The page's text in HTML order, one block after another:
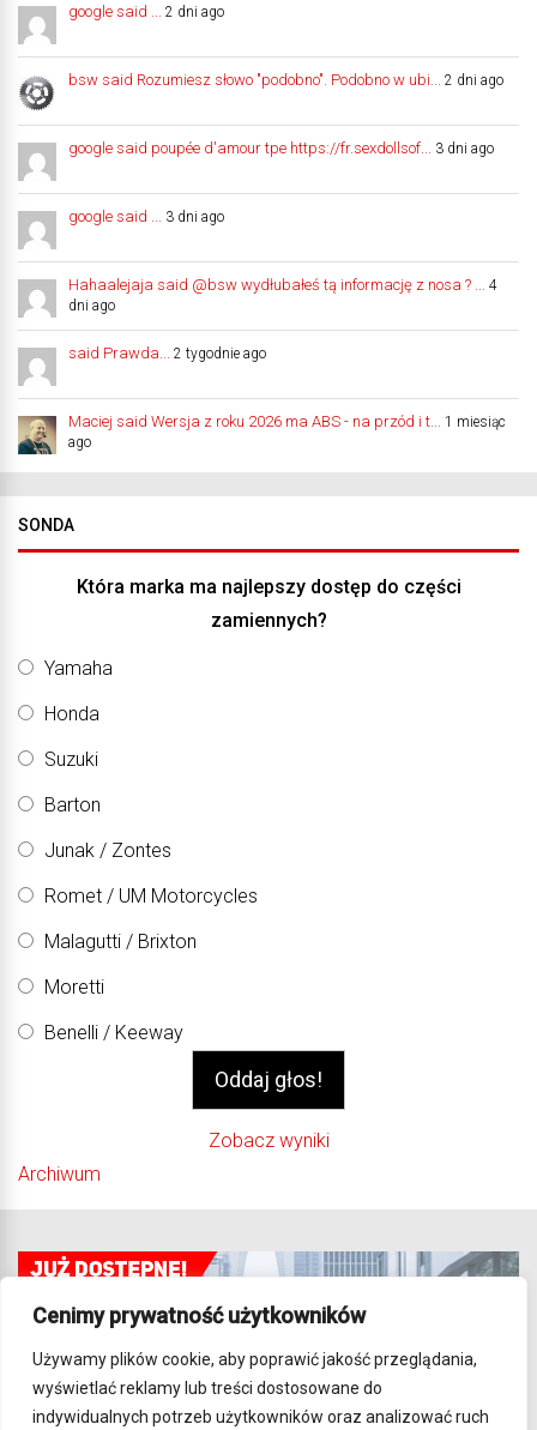
Cenimy prywatność użytkowników
Używamy plików cookie, aby poprawić jakość przeglądania,
wyświetlać reklamy lub treści dostosowane do
indywidualnych potrzeb użytkowników oraz analizować ruch
google said ... 2 dni ago
bsw said Rozumiesz słowo "podobno". Podobno w ubi... 2 dni ago
google said poupée d'amour tpe https://fr.sexdollsof... 3 dni ago
google said ... 3 dni ago
Hahaalejaja said @bsw wydłubałeś tą informację z nosa ? ...
4
dni ago
said Prawda... 2 tygodnie ago
Maciej said Wersja z roku 2026 ma ABS - na przód i t...
1 miesiąc
ago
SONDA
Która marka ma najlepszy dostęp do części
zamiennych?
Yamaha
Honda
Suzuki
Barton
Junak / Zontes
Romet / UM Motorcycles
Malagutti / Brixton
Moretti
Benelli / Keeway
Zobacz wyniki
Archiwum